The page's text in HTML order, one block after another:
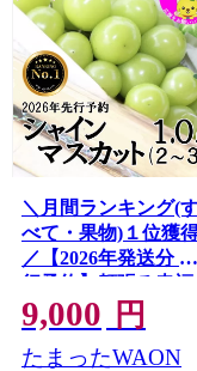
＼月間ランキング(
べて・果物)１位獲
／【2026年発送分 先
行予約】頬張る幸福
感 〜緑の宝石・ シ
ャインマスカット 〜
１ｋｇ以上（２〜３
9,000 円
たまったWAON